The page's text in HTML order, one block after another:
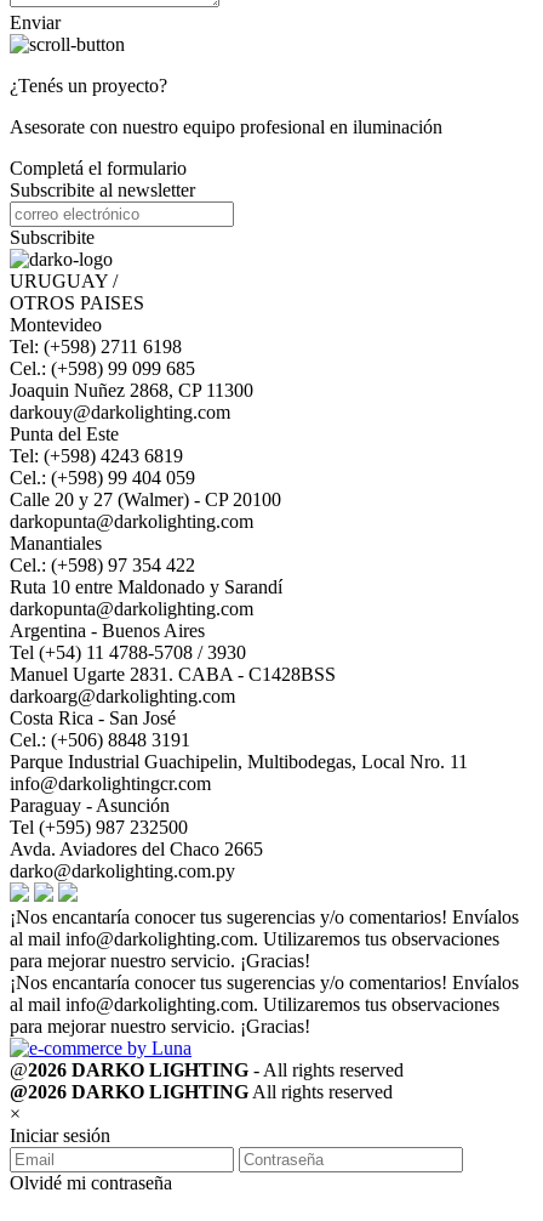
Enviar
¿Tenés un proyecto?
Asesorate con nuestro equipo profesional en iluminación
Completá el formulario
Subscribite al newsletter
Subscribite
URUGUAY /
OTROS PAISES
Montevideo
Tel: (+598) 2711 6198
Cel.: (+598) 99 099 685
Joaquin Nuñez 2868, CP 11300
darkouy@darkolighting.com
Punta del Este
Tel: (+598) 4243 6819
Cel.: (+598) 99 404 059
Calle 20 y 27 (Walmer) - CP 20100
darkopunta@darkolighting.com
Manantiales
Cel.: (+598) 97 354 422
Ruta 10 entre Maldonado y Sarandí
darkopunta@darkolighting.com
Argentina - Buenos Aires
Tel (+54) 11 4788-5708 / 3930
Manuel Ugarte 2831. CABA - C1428BSS
darkoarg@darkolighting.com
Costa Rica - San José
Cel.: (+506) 8848 3191
Parque Industrial Guachipelin, Multibodegas, Local Nro. 11
info@darkolightingcr.com
Paraguay - Asunción
Tel (+595) 987 232500
Avda. Aviadores del Chaco 2665
darko@darkolighting.com.py
¡Nos encantaría conocer tus sugerencias y/o comentarios! Envíalos
al mail info@darkolighting.com. Utilizaremos tus observaciones
para mejorar nuestro servicio. ¡Gracias!
¡Nos encantaría conocer tus sugerencias y/o comentarios! Envíalos
al mail info@darkolighting.com. Utilizaremos tus observaciones
para mejorar nuestro servicio. ¡Gracias!
@2026 DARKO LIGHTING - All rights reserved
@2026 DARKO LIGHTINGAll rights reserved
×
Iniciar sesión
Olvidé mi contraseña